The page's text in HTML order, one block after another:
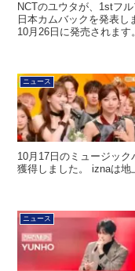
NCTのユウタが、1stフ
日本カムバックを発表
10月26日に発売されます。
ニュース
10月17日のミュージッ
獲得しました。 iznaは地
ニュース